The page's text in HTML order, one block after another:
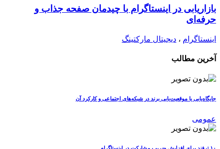
بازاریابی در اینستاگرام با چیدمان صفحه جذاب و
حرفه‌ای
اینستاگرام ، دیجیتال مارکتینگ
آخرین مطالب
جایگاه‌یابی یا موقعیت‌یابی برند در شبکه‌های اجتماعی و کارکرد آن
عمومی